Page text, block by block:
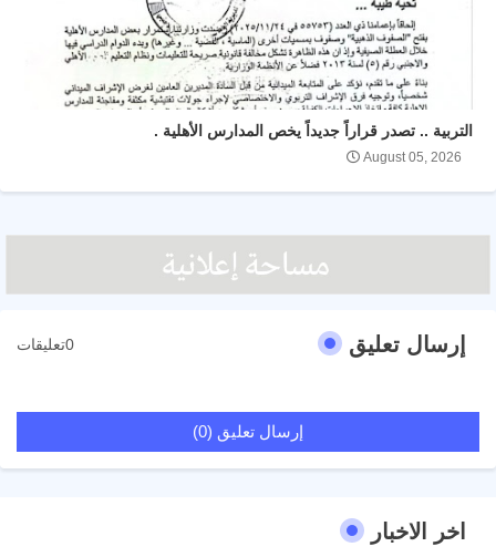
التربية .. تصدر قراراً جديداً يخص المدارس الأهلية .
August 05, 2026
إرسال تعليق 0تعليقات
إرسال تعليق (0)
اخر الاخبار